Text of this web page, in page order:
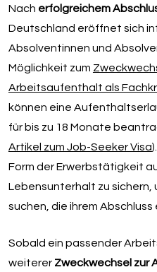
Nach erfolgreichem
Deutschland eröffnet sich
Absolventinnen und
Möglichkeit zum
Arbeitsaufenthalt als
können eine
für bis zu 18 Monate
Artikel zum Job-Seeker Visa
Form der Erwerbstätigkeit
Lebensunterhalt zu sichern,
suchen, die ihrem Abschluss
Sobald ein passender
weitererZweckwechsel zur